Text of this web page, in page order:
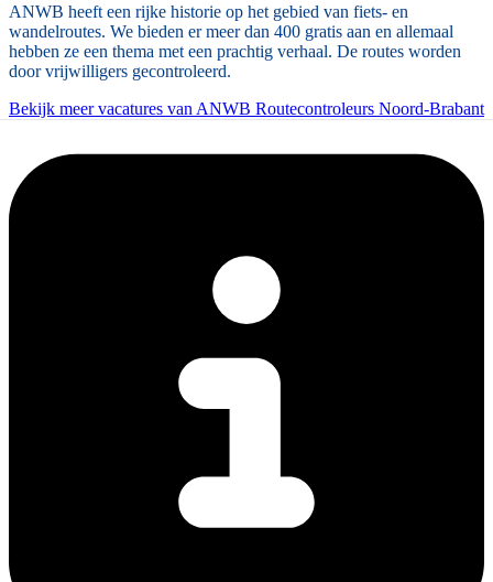
ANWB heeft een rijke historie op het gebied van fiets- en
wandelroutes. We bieden er meer dan 400 gratis aan en allemaal
hebben ze een thema met een prachtig verhaal. De routes worden
door vrijwilligers gecontroleerd.
Bekijk meer vacatures van ANWB Routecontroleurs Noord-Brabant